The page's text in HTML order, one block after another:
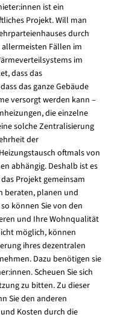
ist ein
Projekt. Will man
durch
Fällen im
im
dass das
das ganze Gebäude
versorgt werden kann –
die einzelne
solche Zentralisierung
der
oftmals von
abhängig. Deshalb ist es
Projekt gemeinsam
beraten, planen und
können Sie von den
und Ihre Wohnqualität
möglich, können
ihres dezentralen
Dazu benötigen sie
Scheuen Sie sich
zu bitten. Zu dieser
Sie den anderen
Kosten durch die